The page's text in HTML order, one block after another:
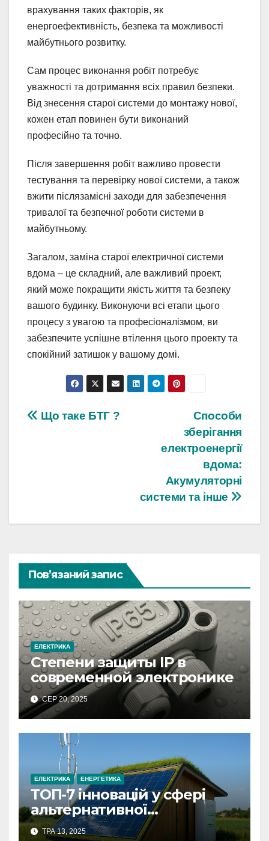
врахування таких факторів, як
енергоефективність, безпека та можливості
майбутнього розвитку.
Сам процес виконання робіт потребує
уважності та дотримання всіх правил безпеки.
Від знесення старої системи до монтажу нової,
кожен етап повинен бути виконаний
професійно та точно.
Після завершення робіт важливо провести
тестування та перевірку нової системи, а також
вжити післязамісні заходи для забезпечення
тривалої та безпечної роботи системи в
майбутньому.
Загалом, заміна старої електричної системи
вдома – це складний, але важливий проект,
який може покращити якість життя та безпеку
вашого будинку. Виконуючи всі етапи цього
процесу з увагою та професіоналізмом, ви
забезпечите успішне втілення цього проекту та
спокійний затишок у вашому домі.
Навігація
Способи
зберігання
електроенергії
вдома:
Акумуляторні
системи та інше
Що таке БТГ ?
Пов’язаний запис
ЕЛЕКТРИКА
Степени защиты IP в
современной электронике
СЕР 20, 2025
ЕЛЕКТРИКА ЕНЕРГЕТИКА
ТОП-7 інновацій у сфері
альтернативної
енергетики у 2025 році
ТРА 13, 2025